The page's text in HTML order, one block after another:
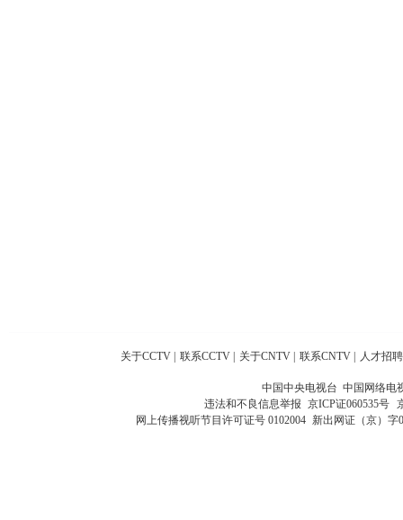
关于CCTV 联系CCTV 关于CNTV 联系CNTV 人才招聘
中国中央电视台 中国网络电
违法和不良信息举报 京ICP证060535号
网上传播视听节目许可证号 0102004 新出网证（京）